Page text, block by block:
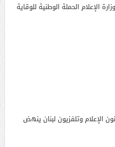
الإعلام الحملة الوطنية للوقاية
وتلفزيون لبنان ينهض